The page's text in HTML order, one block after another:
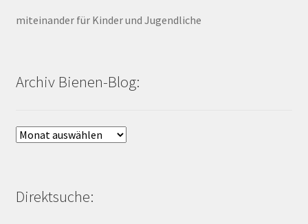
miteinander für Kinder und Jugendliche
Archiv Bienen-Blog:
Archiv
Direktsuche: